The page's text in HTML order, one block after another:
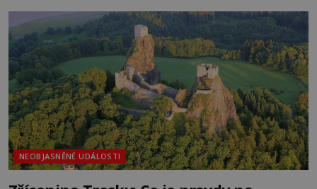
následovat. Vstupujeme na pláž Dumas ve městě
Surat. Gu
NEOBJASNĚNÉ UDÁLOSTI